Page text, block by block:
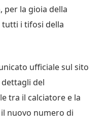
per la gioia della
tutti i tifosi della
ufficiale sul sito
dettagli del
tra il calciatore e la
nuovo numero di